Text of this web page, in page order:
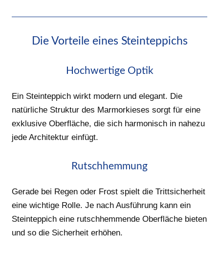
Die Vorteile eines Steinteppichs
Hochwertige Optik
Ein Steinteppich wirkt modern und elegant. Die
natürliche Struktur des Marmorkieses sorgt für eine
exklusive Oberfläche, die sich harmonisch in nahezu
jede Architektur einfügt.
Rutschhemmung
Gerade bei Regen oder Frost spielt die Trittsicherheit
eine wichtige Rolle. Je nach Ausführung kann ein
Steinteppich eine rutschhemmende Oberfläche bieten
und so die Sicherheit erhöhen.